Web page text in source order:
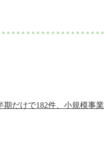
期だけで182件、小規模事業